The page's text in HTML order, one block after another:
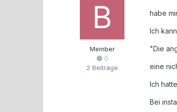
Member
0
2 Beiträge
habe
Ich
"Die
eine
Ich
Bei